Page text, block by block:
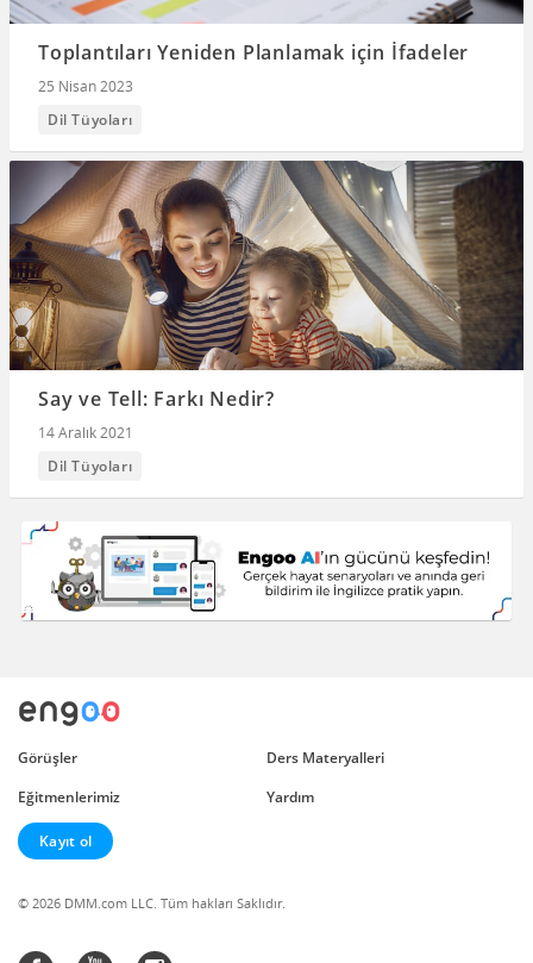
Toplantıları Yeniden Planlamak için İfadeler
25 Nisan 2023
Dil Tüyoları
Say ve Tell: Farkı Nedir?
14 Aralık 2021
Dil Tüyoları
Görüşler
Ders Materyalleri
Eğitmenlerimiz
Yardım
Kayıt ol
© 2026 DMM.com LLC. Tüm hakları Saklıdır.